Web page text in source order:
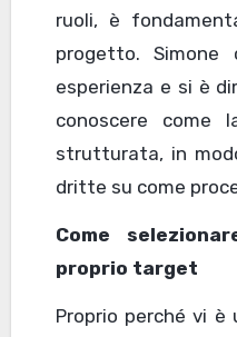
ruoli, è
progetto.
esperienza e si è
conoscere come
strutturata, in
dritte su come
Come
proprio target
Proprio perché vi è